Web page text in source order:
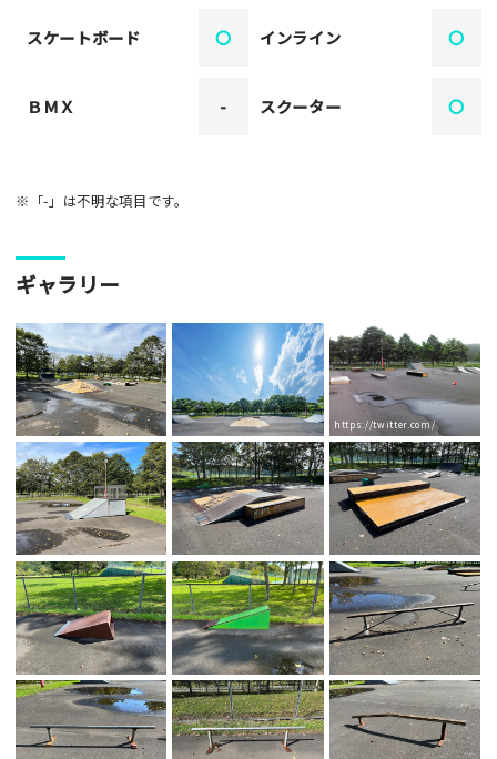
スケートボード 〇 インライン 〇
ＢＭＸ - スクーター 〇
※「-」は不明な項目です。
ギャラリー
https://twitter.com/